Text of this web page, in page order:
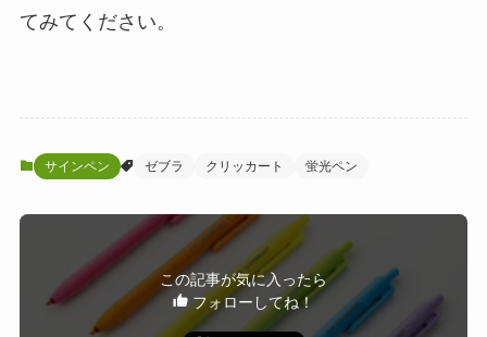
てみてください。
サインペン ゼブラ クリッカート 蛍光ペン
この記事が気に入ったら
フォローしてね！